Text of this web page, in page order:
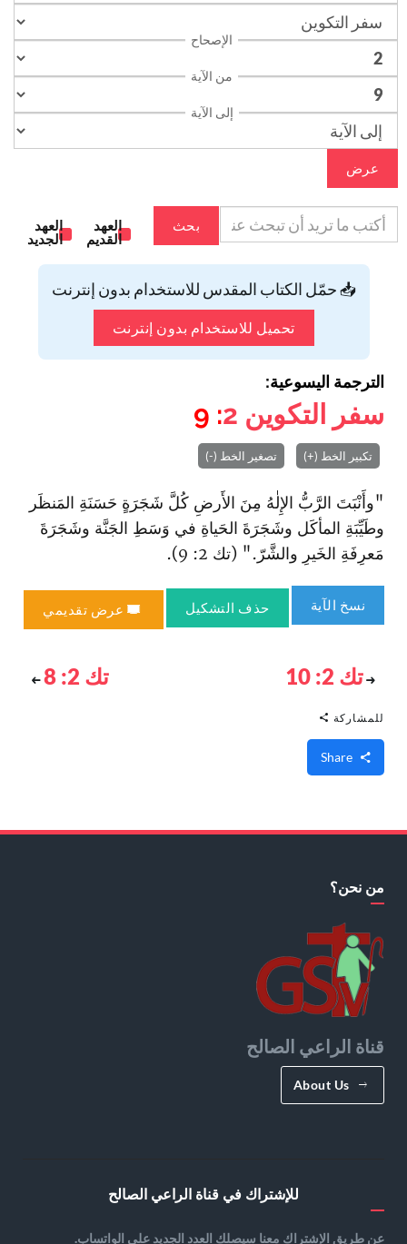
الإصحاح
من الآية
إلى الآية
عرض
بحث
العهد
القديم
العهد
الجديد
📥 حمّل الكتاب المقدس للاستخدام بدون إنترنت
تحميل للاستخدام بدون إنترنت
الترجمة اليسوعية:
سفر التكوين 2
: 9
تكبير الخط (+) تصغير الخط (-)
"وأَنْبَتَ الرَّبُّ الإِلٰهُ مِنَ الأَرضِ كُلَّ شَجَرَةٍ حَسَنَةِ المَنظَر
وطَيِّبَةِ المأكَل وشَجَرَةَ الحَياةِ في وَسَطِ الجَنَّة وشَجَرَةَ
مَعرِفَةِ الخَيرِ والشَّرّ." (تك 2: 9).
نسخ الآية حذف التشكيل عرض تقديمي
تك 2: 10 تك 2: 8
للمشاركة
من نحن؟
قناة الراعي الصالح
About Us
للإشتراك في قناة الراعي الصالح
عن طريق الإشتراك معنا سيصلك العدد الجديد على الواتساب.